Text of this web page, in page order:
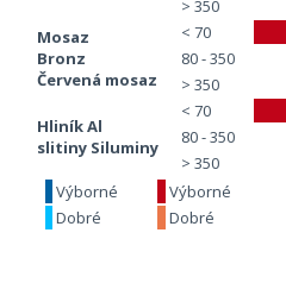
> 350
Mosaz
Bronz
Červená mosaz
< 70
80 - 350
> 350
HliníkAl
slitiny Siluminy
< 70
80 - 350
> 350
Výborné
Výborné
Dobré
Dobré